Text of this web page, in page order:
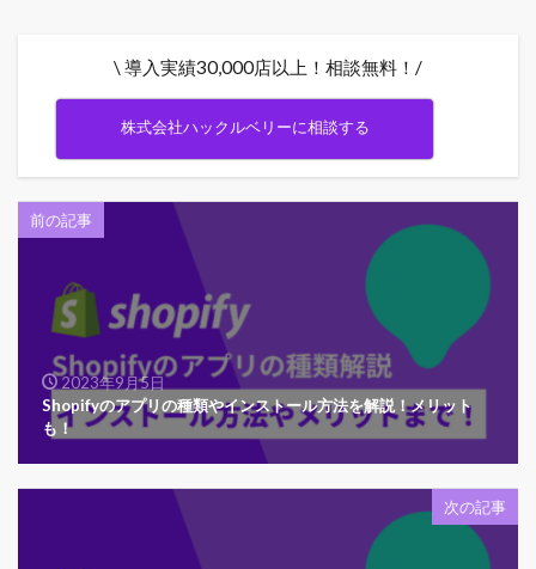
\ 導入実績30,000店以上！相談無料！/
株式会社ハックルベリーに相談する
前の記事
2023年9月5日
Shopifyのアプリの種類やインストール方法を解説！メリット
も！
次の記事